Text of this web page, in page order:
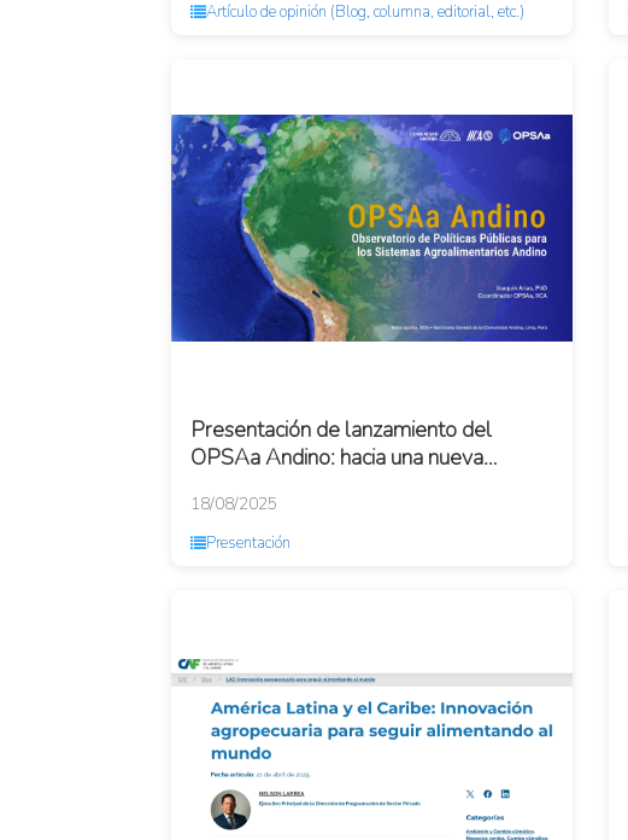
Artículo de opinión (Blog, columna, editorial, etc.)
Presentación de lanzamiento del
OPSAa Andino: hacia una nueva
agroalimentarias
18/08/2025
Presentación